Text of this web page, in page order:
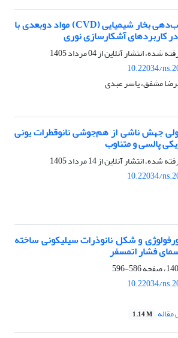
فیزیک و فناوری رسوب‌دهی بخار شیمیایی (CVD) مواد دوبعدی با
کاربردهای آشکارسازی نوری
شده، انتشار آنلاین از04 مرداد 1405
10.22034/
مشفق، یاسر عبدی
جهش ناشی از هم‌جوشی نانوقطرات یونی
پالسی و متناوب
شده، انتشار آنلاین از14 مرداد 1405
10.22034/
و شکل نانوذرات سیلیکونی ساخته
فشار اتمسفر
586-596
10.22034/
1.14 M